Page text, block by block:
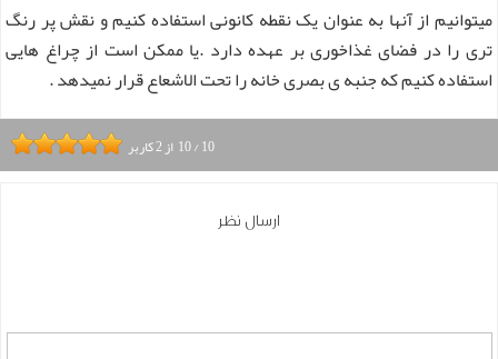
میتوانیم از آنها به عنوان یک نقطه کانونی استفاده کنیم و نقش پر رنگ
تری را در فضای غذاخوری بر عهده دارد .یا ممکن است از چراغ هایی
استفاده کنیم که جنبه ی بصری خانه را تحت الاشعاع قرار نمیدهد .
10/10 از2کاربر
ارسال نظر